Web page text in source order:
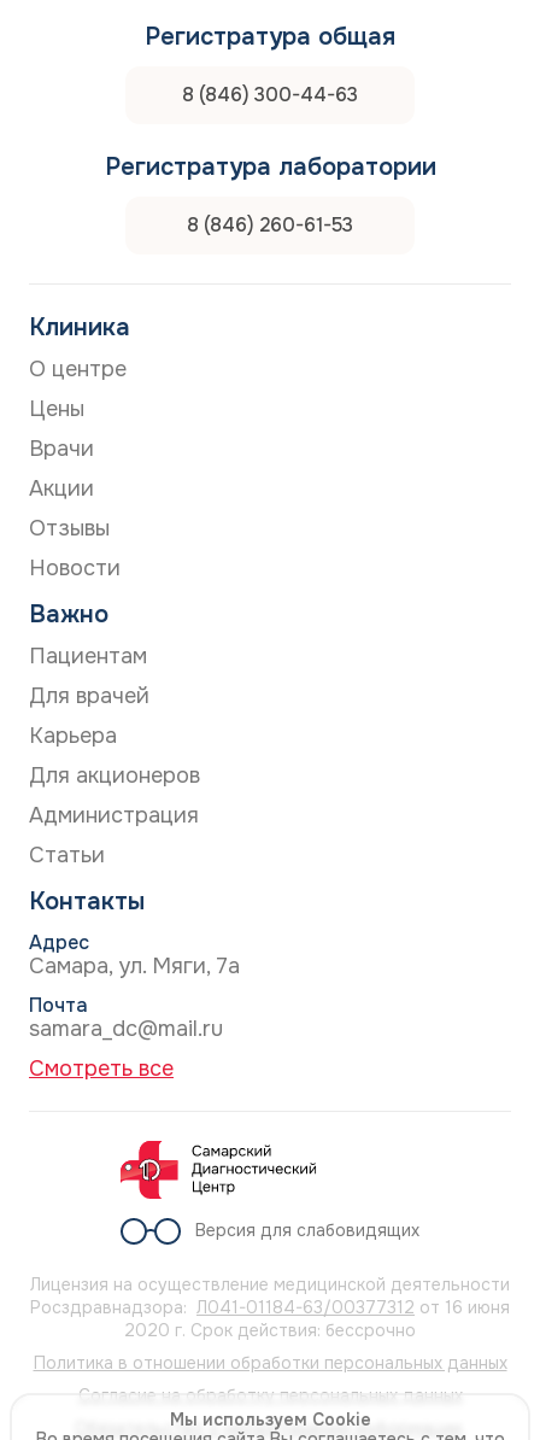
Регистратура общая
8 (846) 300-44-63
Регистратура лаборатории
8 (846) 260-61-53
Клиника
О центре
Цены
Врачи
Акции
Отзывы
Новости
Важно
Пациентам
Для врачей
Карьера
Для акционеров
Администрация
Статьи
Контакты
Адрес
Самара, ул. Мяги, 7а
Почта
samara_dc@mail.ru
Смотреть все
Версия для слабовидящих
Лицензия на осуществление медицинской деятельности
Росздравнадзора: Л041-01184-63/00377312 от 16 июня
2020 г. Срок действия: бессрочно
Политика в отношении обработки персональных данных
Согласие на обработку персональных данных
Обязательство о неразглашении информации,
Мы используем Cookie